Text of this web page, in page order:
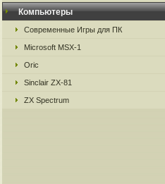
Компьютеры
Современные Игры для ПК
Microsoft MSX-1
Oric
Sinclair ZX-81
ZX Spectrum